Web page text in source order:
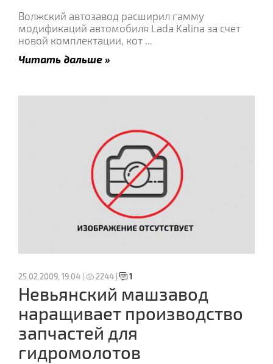
Волжский автозавод расширил гамму
модификаций автомобиля Lada Kalina за счет
новой комплектации, кот ...
Читать дальше »
25.02.2009, 19:04 | 2244 | 1
Невьянский машзавод
наращивает производство
запчастей для
гидромолотов